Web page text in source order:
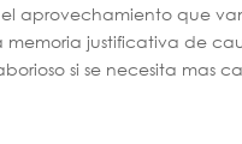
aprovechamiento que
justificativa de
si se necesita mas